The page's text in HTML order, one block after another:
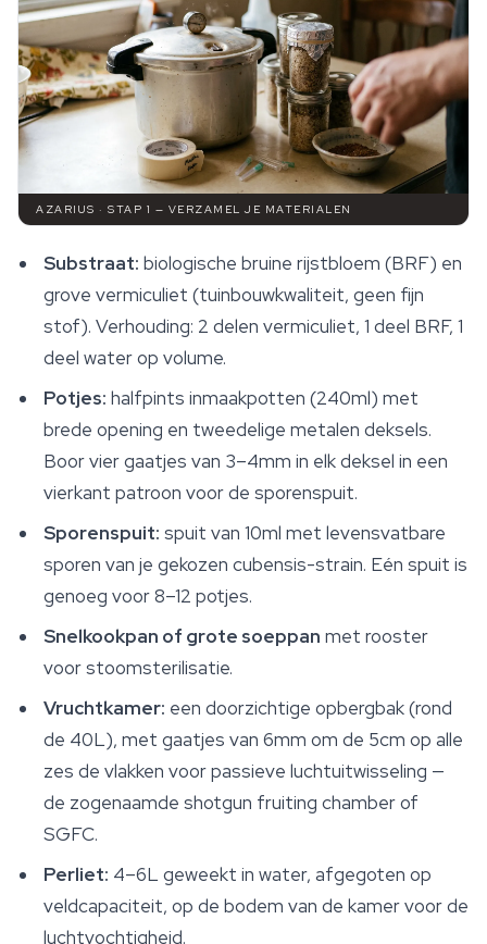
AZARIUS · STAP 1 — VERZAMEL JE MATERIALEN
Substraat: biologische bruine rijstbloem (BRF) en
grove vermiculiet (tuinbouwkwaliteit, geen fijn
stof). Verhouding: 2 delen vermiculiet, 1 deel BRF, 1
deel water op volume.
Potjes: halfpints inmaakpotten (240ml) met
brede opening en tweedelige metalen deksels.
Boor vier gaatjes van 3–4mm in elk deksel in een
vierkant patroon voor de sporenspuit.
Sporenspuit: spuit van 10ml met levensvatbare
sporen van je gekozen cubensis-strain. Eén spuit is
genoeg voor 8–12 potjes.
Snelkookpan of grote soeppan met rooster
voor stoomsterilisatie.
Vruchtkamer: een doorzichtige opbergbak (rond
de 40L), met gaatjes van 6mm om de 5cm op alle
zes de vlakken voor passieve luchtuitwisseling —
de zogenaamde shotgun fruiting chamber of
SGFC.
Perliet: 4–6L geweekt in water, afgegoten op
veldcapaciteit, op de bodem van de kamer voor de
luchtvochtigheid.